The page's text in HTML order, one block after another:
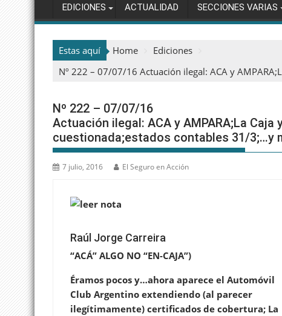
EDICIONES ACTUALIDAD SECCIONES VARIAS
Estas aquí Home
Ediciones
Nº 222 – 07/07/16 Actuación ilegal: ACA y
Nº 222 – 07/07/16
Actuación ilegal: ACA y AMPARA;La Caja
cuestionada;estados contables 31/3;…y
7 julio, 2016 El Seguro en Acción
Raúl Jorge Carreira
“ACÁ” ALGO NO “EN-CAJA”)
Éramos pocos y…ahora aparece el Automóvil
Club Argentino extendiendo (al parecer
ilegítimamente) certificados de cobertura; La